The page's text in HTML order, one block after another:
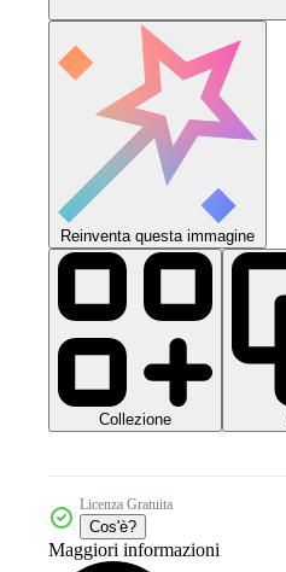
Reinventa questa immagine
Collezione
Licenza Gratuita
Cos'è?
Maggiori informazioni